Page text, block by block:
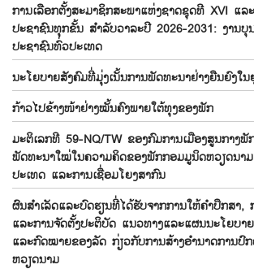
ການເລືອກຕັ້ງສະມາຊິກສະພາແຫ່ງຊາດຊຸດທີ XVI ແລ
ປະຊາຊົນທຸກຂັ້ນ ສຳລັບວາລະປີ 2026-2031: ງານບຸ
ປະຊາຊົນທົ່ວປະເທດ
ນະໂຍບາຍສັງຄົມທີ່ມຸ່ງເນັ້ນການພັດທະນາຢ່າງຍືນຍົງໃ
ກ້າວໄປຂ້າງໜ້າຢ່າງໝັ້ນຄົງພາຍໃຕ້ທຸງຂອງພັກ
ມະຕິເລກທີ 59-NQ/TW ຂອງກົມການເມືອງສູນກາງ
ພັດທະນາໃໝ່ໃນຄວາມຄິດຂອງພັກກອມມູນິດຫວຽດນາ
ປະເທດ ແລະການເຊື່ອມໂຍງສາກົນ
ຜົນສຳເລັດແລະບົດຮຽນທີ່ໄດ້ຮັບຈາກການໃຫ້ຄຳປຶກສາ,
ແລະການຈັດຕັ້ງປະຕິບັດ ແນວທາງແລະແຜນນະໂຍບາ
ແລະກົດໝາຍຂອງລັດ ກ່ຽວກັບການສ້າງອຳນາດການປົ
ຫວຽດນາມ